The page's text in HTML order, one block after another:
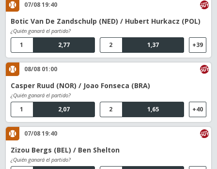
07/08 19:40
Botic Van De Zandschulp (NED) / Hubert Hurkacz (POL)
¿Quién ganará el partido?
2,77
1 1,37
2 +39
08/08 01:00
Casper Ruud (NOR) / Joao Fonseca (BRA)
¿Quién ganará el partido?
2,07
1 1,65
2 +40
07/08 19:40
Zizou Bergs (BEL) / Ben Shelton
¿Quién ganará el partido?